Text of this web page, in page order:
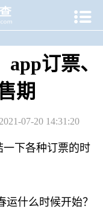

订票、
期
07-20 14:31:20
一下各种订票的时
运什么时候开始？